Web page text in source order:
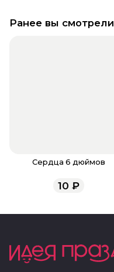
Ранее вы смотрели
Сердца 6 дюймов
10 ₽